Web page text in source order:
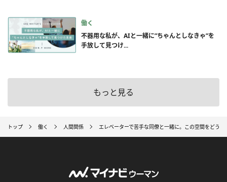
働く
不器用な私が、AIと一緒に”ちゃんとしなきゃ”を
手放して見つけ...
もっと見る
トップ 働く 人間関係 エレベーターで苦手な同僚と一緒に。この空間をどう乗